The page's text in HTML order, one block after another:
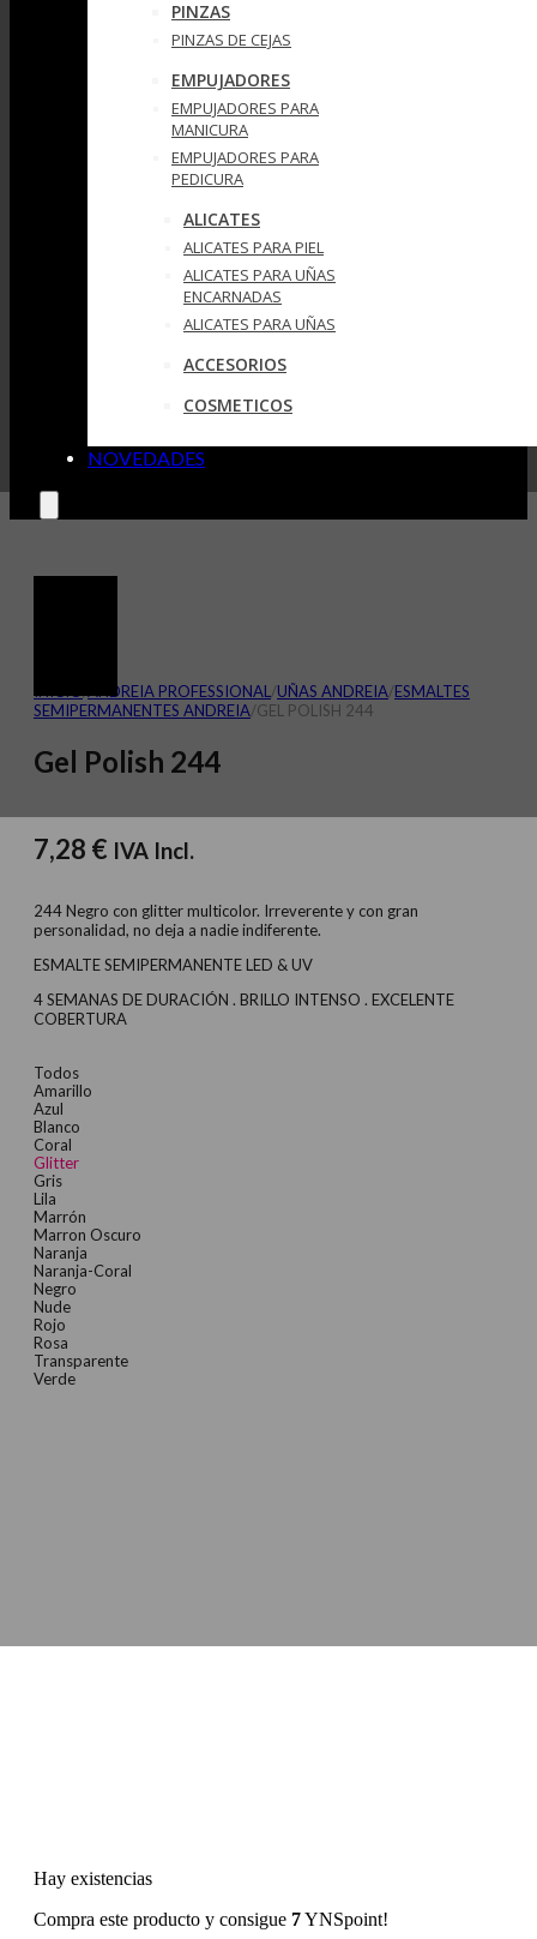
PINZAS
PINZAS DE CEJAS
EMPUJADORES
EMPUJADORES PARA
MANICURA
EMPUJADORES PARA
PEDICURA
ALICATES
ALICATES PARA PIEL
ALICATES PARA UÑAS
ENCARNADAS
ALICATES PARA UÑAS
ACCESORIOS
COSMETICOS
NOVEDADES
ANDREIA PROFESSIONAL /UÑAS ANDREIA/ESMALTES
SEMIPERMANENTES ANDREIA/GEL POLISH 244
Gel Polish 244
7,28 € IVA Incl.
244 Negro con glitter multicolor. Irreverente y con gran
personalidad, no deja a nadie indiferente.
ESMALTE SEMIPERMANENTE LED & UV
4 SEMANAS DE DURACIÓN . BRILLO INTENSO . EXCELENTE
COBERTURA
Todos
Amarillo
Azul
Blanco
Coral
Glitter
Gris
Lila
Marrón
Marron Oscuro
Naranja
Naranja-Coral
Negro
Nude
Rojo
Rosa
Transparente
Verde
Hay existencias
Compra este producto y consigue 7YNSpoint!